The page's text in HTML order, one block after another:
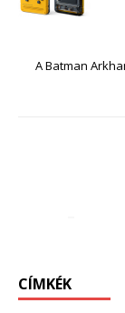
A Batman
CÍMKÉK